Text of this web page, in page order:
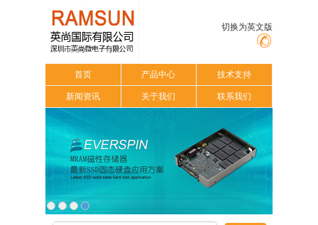
切换为英文版
首页 产品中心 技术支持
新闻资讯 关于我们 联系我们